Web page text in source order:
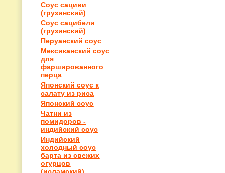
Соус сациви
(грузинский)
Соус сацибели
(грузинский)
Перуанский соус
Мексиканский соус
для
фаршированного
перца
Японский соус к
салату из риса
Японский соус
Чатни из
помидоров -
индийский соус
Индийский
холодный соус
барта из свежих
огурцов